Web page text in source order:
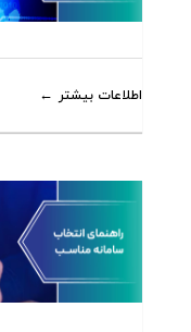
اطلاعات بیشتر